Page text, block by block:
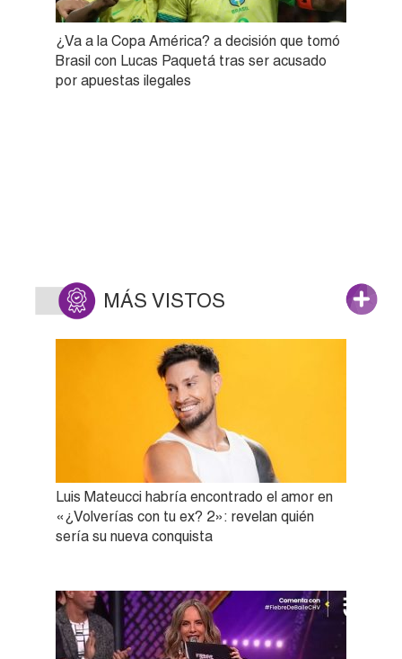
¿Va a la Copa América? a decisión que tomó
Brasil con Lucas Paquetá tras ser acusado
por apuestas ilegales
MÁS VISTOS
Luis Mateucci habría encontrado el amor en
«¿Volverías con tu ex? 2»: revelan quién
sería su nueva conquista